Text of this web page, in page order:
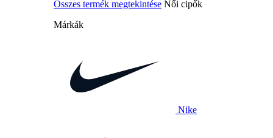
Összes termék megtekintése Női cipők
Márkák
Nike